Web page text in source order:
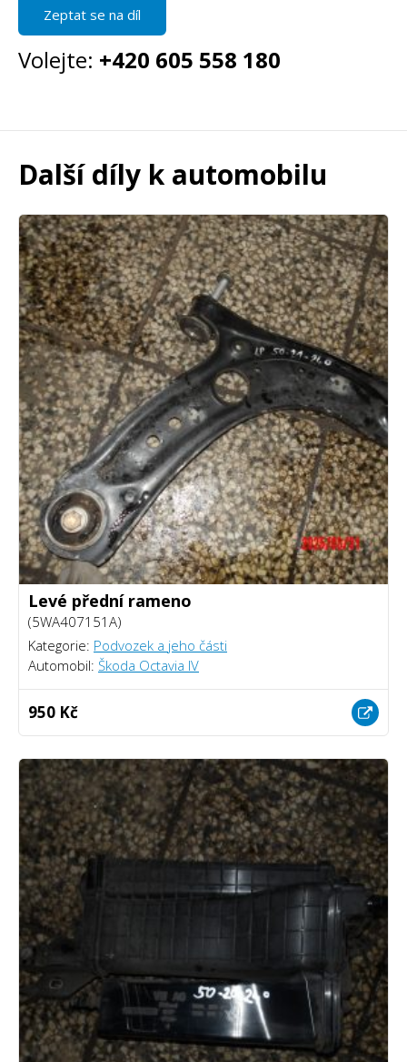
Zeptat se na díl
Volejte: +420 605 558 180
Další díly k automobilu
Levé přední rameno
(5WA407151A)
Kategorie: Podvozek a jeho části
Automobil: Škoda Octavia IV
950 Kč